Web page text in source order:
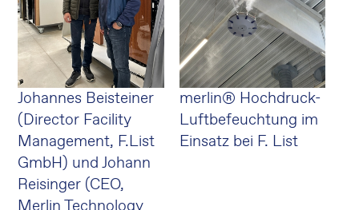
Johannes Beisteiner
(Director Facility
Management, F.List
GmbH) und Johann
Reisinger (CEO,
merlin® Hochdruck-
Luftbefeuchtung im
Einsatz bei F. List